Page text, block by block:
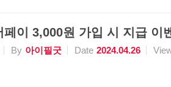
페이 3,000원 가입 시 지급 이
By 아이필굿 Date 2024.04.26